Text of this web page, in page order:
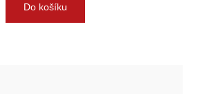
Do košíku